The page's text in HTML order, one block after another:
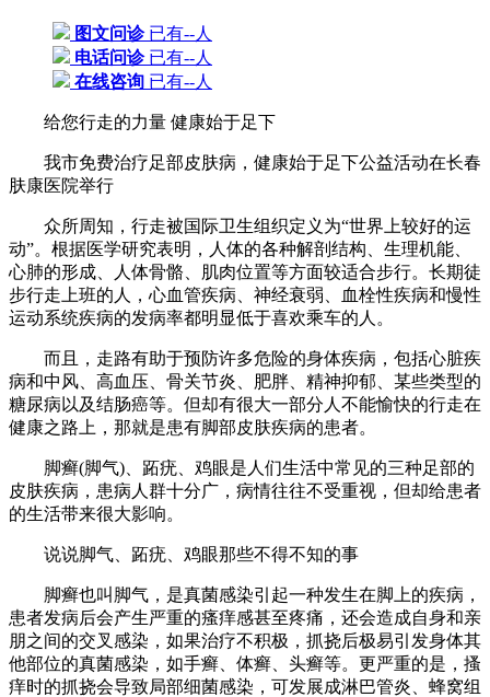
图文问诊已有--人
电话问诊已有--人
在线咨询 已有--人
给您行走的力量 健康始于足下
我市免费治疗足部皮肤病，健康始于足下公益活动在长春
肤康医院举行
众所周知，行走被国际卫生组织定义为“世界上较好的运
动”。根据医学研究表明，人体的各种解剖结构、生理机能、
心肺的形成、人体骨骼、肌肉位置等方面较适合步行。长期徒
步行走上班的人，心血管疾病、神经衰弱、血栓性疾病和慢性
运动系统疾病的发病率都明显低于喜欢乘车的人。
而且，走路有助于预防许多危险的身体疾病，包括心脏疾
病和中风、高血压、骨关节炎、肥胖、精神抑郁、某些类型的
糖尿病以及结肠癌等。但却有很大一部分人不能愉快的行走在
健康之路上，那就是患有脚部皮肤疾病的患者。
脚癣(脚气)、跖疣、鸡眼是人们生活中常见的三种足部的
皮肤疾病，患病人群十分广，病情往往不受重视，但却给患者
的生活带来很大影响。
说说脚气、跖疣、鸡眼那些不得不知的事
脚癣也叫脚气，是真菌感染引起一种发生在脚上的疾病，
患者发病后会产生严重的瘙痒感甚至疼痛，还会造成自身和亲
朋之间的交叉感染，如果治疗不积极，抓挠后极易引发身体其
他部位的真菌感染，如手癣、体癣、头癣等。更严重的是，搔
痒时的抓挠会导致局部细菌感染，可发展成淋巴管炎、蜂窝组